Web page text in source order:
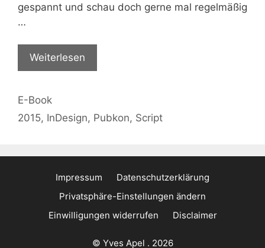
gespannt und schau doch gerne mal regelmäßig
…
Weiterlesen
Kategorien
E-Book
Schlagwörter
2015, InDesign, Pubkon, Script
Impressum
Datenschutzerklärung
Privatsphäre-Einstellungen ändern
Einwilligungen widerrufen
Disclaimer
© Yves Apel . 2026